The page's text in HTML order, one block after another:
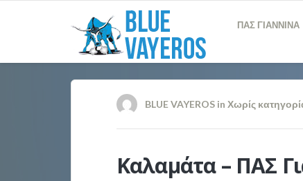
ΠΑΣ ΓΙΑΝΝΙΝΑ
BLUE VAYEROSin Χωρίς
Καλαμάτα – ΠΑΣ